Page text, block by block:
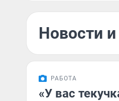
Новости
РАБОТА
«У вас